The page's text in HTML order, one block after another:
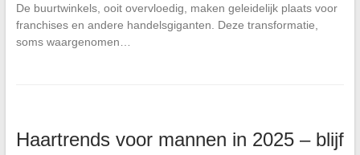
De buurtwinkels, ooit overvloedig, maken geleidelijk plaats voor
franchises en andere handelsgiganten. Deze transformatie,
soms waargenomen…
Haartrends voor mannen in 2025 – blijf